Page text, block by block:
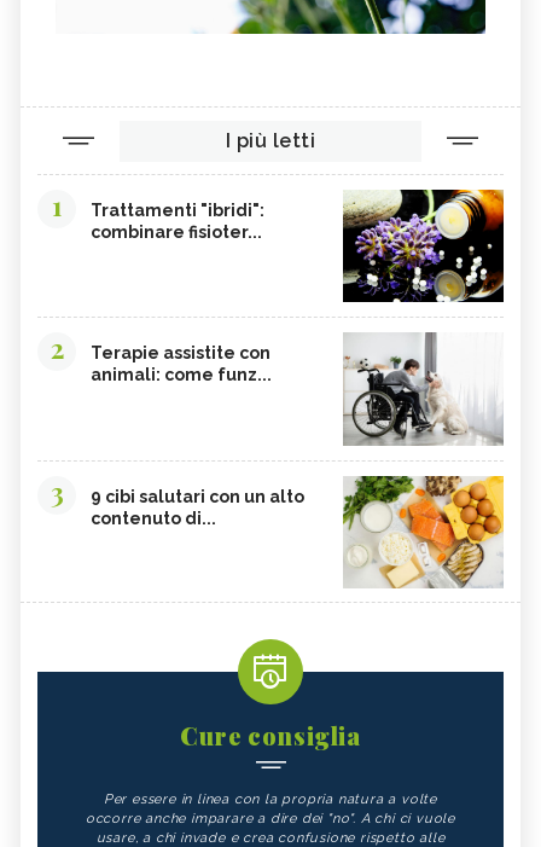
I più letti
1
Trattamenti "ibridi":
combinare fisioter...
2
Terapie assistite con
animali: come funz...
3
9 cibi salutari con un alto
contenuto di...
Cure consiglia
Per essere in linea con la propria natura a volte
occorre anche imparare a dire dei "no". A chi ci vuole
usare, a chi invade e crea confusione rispetto alle